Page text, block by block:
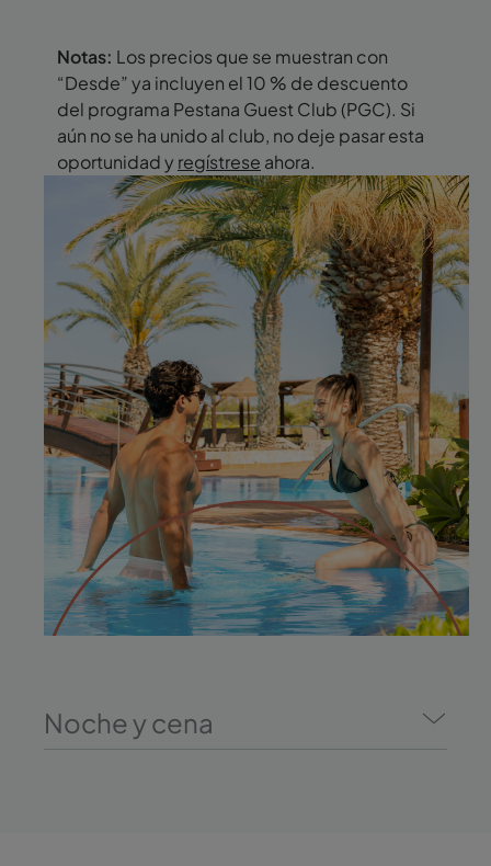
Notas: Los precios que se muestran con
“Desde” ya incluyen el 10 % de descuento
del programa Pestana Guest Club (PGC). Si
aún no se ha unido al club, no deje pasar esta
oportunidad y regístrese ahora.
Noche y cena